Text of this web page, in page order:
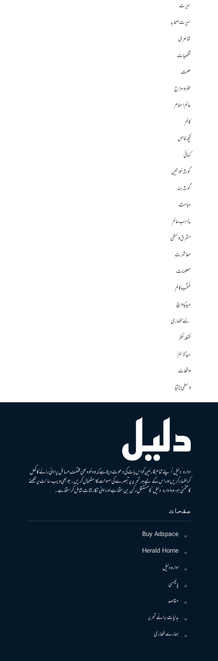
سیرت
سیرت صحابہ
شاعری
شخصیات
صحت
طنز و مزاح
عالم اسلام
کالم
کچھ خاص
کہانی
گوشہ خواتین
گوشہ ہند
مباحث
مذاہب عالم
مشرق وسطی
معاشرت
معلومات
منتخب کالم
میڈیا واچ
نئے لکھاری
نقطہ نظر
ہیڈلائنز
واقعات
وسطی ایشیا
ادارہ ’دلیل‘ اپنے تمام قارئین کو اس بات کی دعوت دیتا ہے کہ وہ خود بھی مختلف مسائل پر اپنی رائے کا کھل
کر اظہار کریں اور اس کے لیے ہر تحریر پر تبصرے کی سہولت کا استعمال کریں۔ جو بھی ویب سائٹ پر لکھنے
کا متمنی ہو، وہ ادارہ ’دلیل‘ کا مستقل رکن بن سکتا ہے اور اپنی نگارشات شامل کرسکتا ہے۔
صفحات
Buy Adspace
Herald Home
ادارہ دلیل
پالیسی
مقاصد
ہدایات برائے تحریر
ہمارے لکھاری